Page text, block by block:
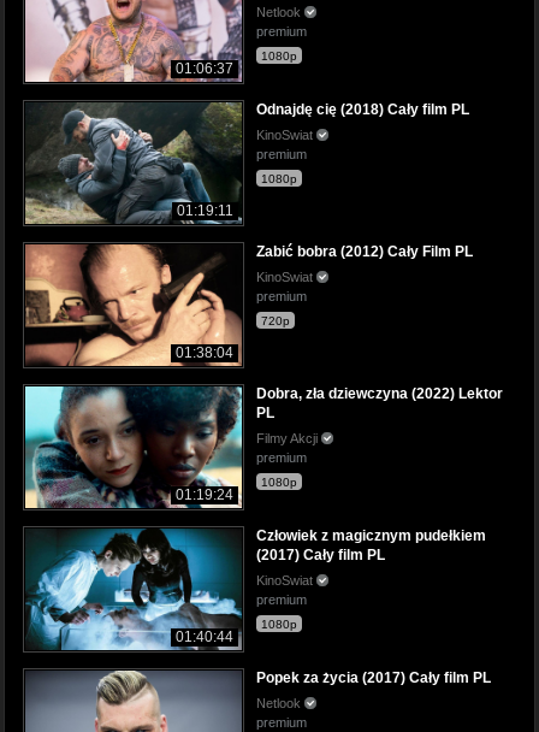
01:06:37
Netlook
premium
1080p
01:19:11
Odnajdę cię (2018) Cały film PL
KinoSwiat
premium
1080p
01:38:04
Zabić bobra (2012) Cały Film PL
KinoSwiat
premium
720p
01:19:24
Dobra, zła dziewczyna (2022) Lektor
PL
Filmy Akcji
premium
1080p
01:40:44
Człowiek z magicznym pudełkiem
(2017) Cały film PL
KinoSwiat
premium
1080p
Popek za życia (2017) Cały film PL
Netlook
premium